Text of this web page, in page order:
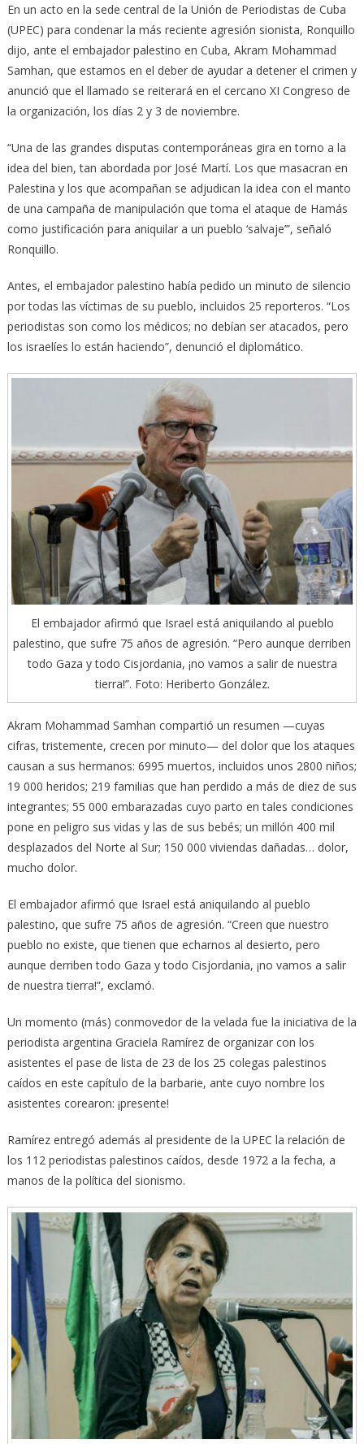
En un acto en la sede central de la Unión de Periodistas de Cuba
(UPEC) para condenar la más reciente agresión sionista, Ronquillo
dijo, ante el embajador palestino en Cuba, Akram Mohammad
Samhan, que estamos en el deber de ayudar a detener el crimen y
anunció que el llamado se reiterará en el cercano XI Congreso de
la organización, los días 2 y 3 de noviembre.
“Una de las grandes disputas contemporáneas gira en torno a la
idea del bien, tan abordada por José Martí. Los que masacran en
Palestina y los que acompañan se adjudican la idea con el manto
de una campaña de manipulación que toma el ataque de Hamás
como justificación para aniquilar a un pueblo ‘salvaje’”, señaló
Ronquillo.
Antes, el embajador palestino había pedido un minuto de silencio
por todas las víctimas de su pueblo, incluidos 25 reporteros. “Los
periodistas son como los médicos; no debían ser atacados, pero
los israelíes lo están haciendo”, denunció el diplomático.
El embajador afirmó que Israel está aniquilando al pueblo
palestino, que sufre 75 años de agresión. “Pero aunque derriben
todo Gaza y todo Cisjordania, ¡no vamos a salir de nuestra
tierra!”. Foto: Heriberto González.
Akram Mohammad Samhan compartió un resumen —cuyas
cifras, tristemente, crecen por minuto— del dolor que los ataques
causan a sus hermanos: 6995 muertos, incluidos unos 2800 niños;
19 000 heridos; 219 familias que han perdido a más de diez de sus
integrantes; 55 000 embarazadas cuyo parto en tales condiciones
pone en peligro sus vidas y las de sus bebés; un millón 400 mil
desplazados del Norte al Sur; 150 000 viviendas dañadas… dolor,
mucho dolor.
El embajador afirmó que Israel está aniquilando al pueblo
palestino, que sufre 75 años de agresión. “Creen que nuestro
pueblo no existe, que tienen que echarnos al desierto, pero
aunque derriben todo Gaza y todo Cisjordania, ¡no vamos a salir
de nuestra tierra!”, exclamó.
Un momento (más) conmovedor de la velada fue la iniciativa de la
periodista argentina Graciela Ramírez de organizar con los
asistentes el pase de lista de 23 de los 25 colegas palestinos
caídos en este capítulo de la barbarie, ante cuyo nombre los
asistentes corearon: ¡presente!
Ramírez entregó además al presidente de la UPEC la relación de
los 112 periodistas palestinos caídos, desde 1972 a la fecha, a
manos de la política del sionismo.